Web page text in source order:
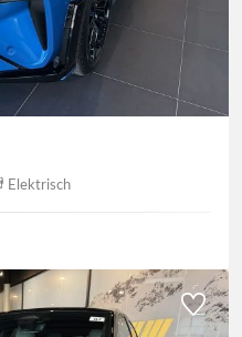
Elektrisch